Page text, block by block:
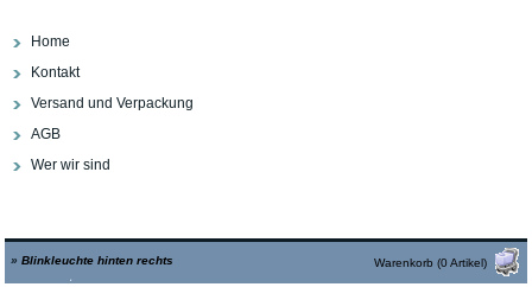
Home
Kontakt
Versand und Verpackung
AGB
Wer wir sind
»Blinkleuchte hinten rechts Warenkorb (0 Artikel)